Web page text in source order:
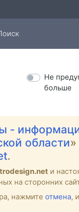
Не
больше
-
области
.
и
на сторонних
нажмите отмена,